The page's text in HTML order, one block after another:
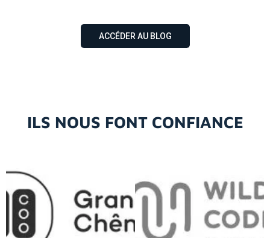
ACCÉDER AU BLOG
ILS NOUS FONT CONFIANCE